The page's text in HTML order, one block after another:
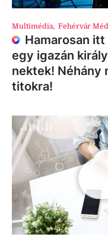
Multimédia, Fehérvár
Hamarosan
egy igazán
nektek! Néhány
titokra!